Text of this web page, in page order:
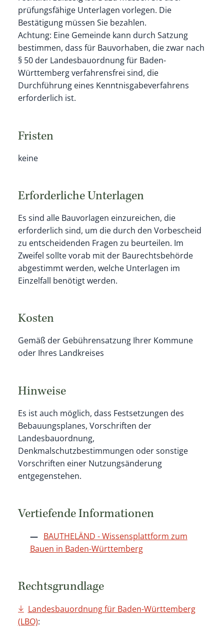
prüfungsfähige Unterlagen vorlegen. Die
Bestätigung müssen Sie bezahlen.
Achtung: Eine Gemeinde kann durch Satzung
bestimmen, dass für Bauvorhaben, die zwar nach
§ 50 der Landesbauordnung für Baden-
Württemberg verfahrensfrei sind, die
Durchführung eines Kenntnisgabeverfahrens
erforderlich ist.
Fristen
keine
Erforderliche Unterlagen
Es sind alle Bauvorlagen einzureichen, die
erforderlich sind, um die durch den Vorbescheid
zu entscheidenden Fragen zu beurteilen. Im
Zweifel sollte vorab mit der Baurechtsbehörde
abgestimmt werden, welche Unterlagen im
Einzelfall benötigt werden.
Kosten
Gemäß der Gebührensatzung Ihrer Kommune
oder Ihres Landkreises
Hinweise
Es ist auch möglich, dass Festsetzungen des
Bebauungsplanes, Vorschriften der
Landesbauordnung,
Denkmalschutzbestimmungen oder sonstige
Vorschriften einer Nutzungsänderung
entgegenstehen.
Vertiefende Informationen
BAUTHELÄND - Wissensplattform zum
Bauen in Baden-Württemberg
Rechtsgrundlage
Landesbauordnung für Baden-Württemberg
(LBO):